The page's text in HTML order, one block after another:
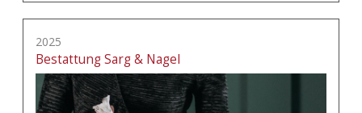
2025
Bestattung Sarg & Nagel